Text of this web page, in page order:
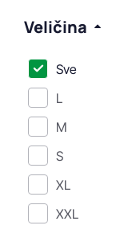
Veličina
Sve
L
M
S
XL
XXL